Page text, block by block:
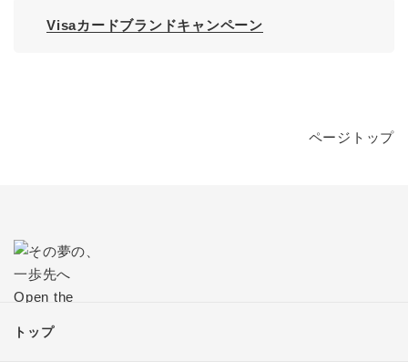
Visaカードブランドキャンペーン
ページトップ
トップ